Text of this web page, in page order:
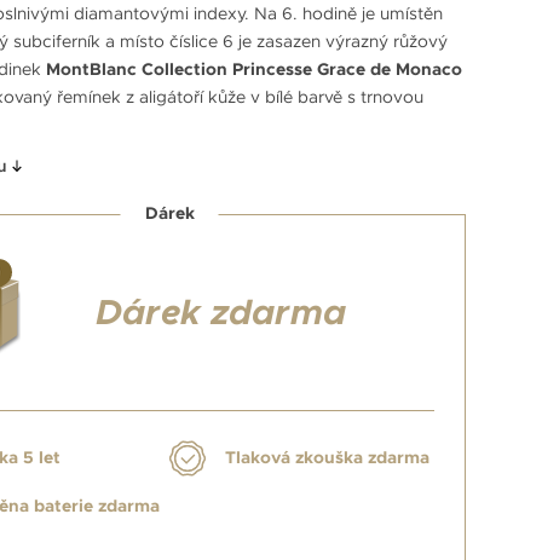
diamantovými indexy. Na 6. hodině je umístěn
subciferník a místo číslice 6 je zasazen výrazný růžový
MontBlanc Collection Princesse Grace de Monaco
řemínek z aligátoří kůže v bílé barvě s trnovou
Dárek
Dárek zdarma
5 let Tlaková zkouška zdarma
baterie zdarma